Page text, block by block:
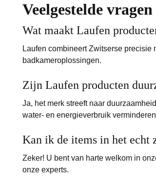
Veelgestelde
Wat maakt Laufen
Laufen combineert Zwitserse
badkameroplossingen.
Zijn Laufen producten
Ja, het merk streeft naar
water- en energieverbruik
Kan ik de items in het echt
Zeker! U bent van harte welkom in
onze experts.